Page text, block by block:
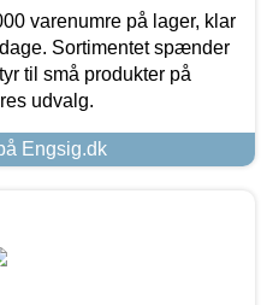
varenumre på lager, klar
Sortimentet spænder
til små produkter på
udvalg.
Engsig.dk